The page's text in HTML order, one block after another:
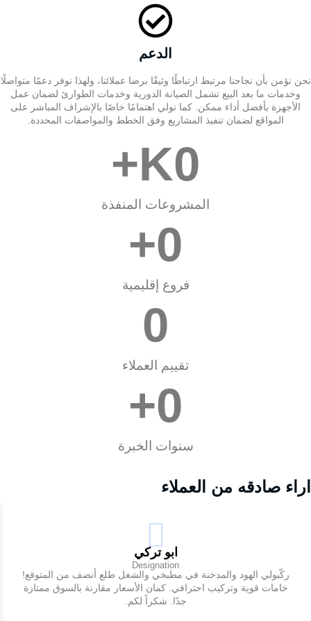
الدعم
نحن نؤمن بأن نجاحنا مرتبط ارتباطًا وثيقًا برضا عملائنا، ولهذا نوفر دعمًا متواصلًا
وخدمات ما بعد البيع تشمل الصيانة الدورية وخدمات الطوارئ لضمان عمل
الأجهزة بأفضل أداء ممكن. كما نولي اهتمامًا خاصًا بالإشراف المباشر على
المواقع لضمان تنفيذ المشاريع وفق الخطط والمواصفات المحددة.
المشروعات المنفذة
0
K+
فروع إقليمية
0
+
تقييم العملاء
0
سنوات الخبرة
0
+
اراء صادقه من العملاء
ابو تركي
Designation
ركّبولي الهود والمدخنة في مطبخي والشغل طلع أنضف من المتوقع!
خامات قوية وتركيب احترافي. كمان الأسعار مقارنة بالسوق ممتازة
جدًا. شكراً لكم.